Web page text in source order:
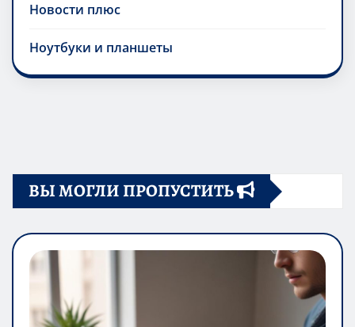
Новости плюс
Ноутбуки и планшеты
ВЫ МОГЛИ ПРОПУСТИТЬ